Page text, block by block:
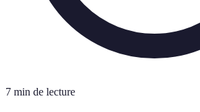
7 min de lecture